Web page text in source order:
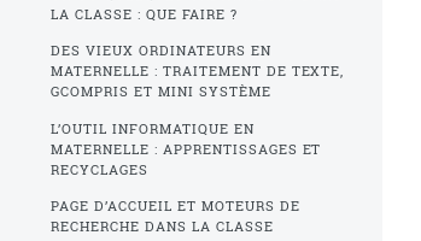
LA CLASSE : QUE FAIRE ?
DES VIEUX ORDINATEURS EN
MATERNELLE : TRAITEMENT DE TEXTE,
GCOMPRIS ET MINI SYSTÈME
L’OUTIL INFORMATIQUE EN
MATERNELLE : APPRENTISSAGES ET
RECYCLAGES
PAGE D’ACCUEIL ET MOTEURS DE
RECHERCHE DANS LA CLASSE